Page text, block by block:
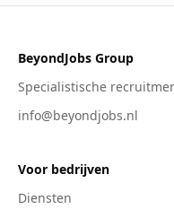
BeyondJobs Group
Specialistische
info@beyondjobs.nl
Voor bedrijven
Diensten